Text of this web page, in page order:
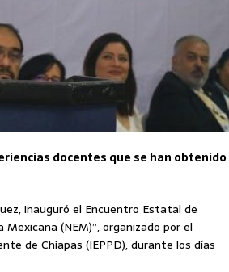
docentes que se han obtenido
inauguró el Encuentro Estatal de
(NEM)”, organizado por el
de Chiapas (IEPPD), durante los días